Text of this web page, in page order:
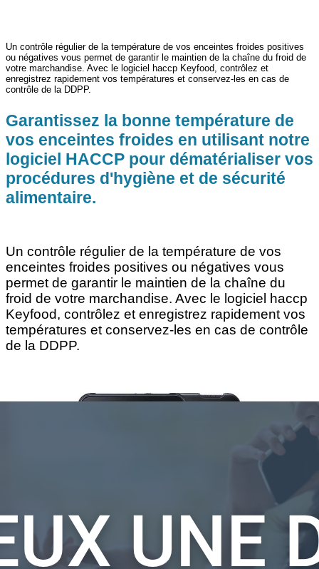
Un contrôle régulier de la température de vos enceintes froides positives
ou négatives vous permet de garantir le maintien de la chaîne du froid de
votre marchandise. Avec le logiciel haccp Keyfood, contrôlez et
enregistrez rapidement vos températures et conservez-les en cas de
contrôle de la DDPP.
Garantissez la bonne température de
vos enceintes froides en utilisant notre
logiciel HACCP pour dématérialiser vos
procédures d'hygiène et de sécurité
alimentaire.
Un contrôle régulier de la température de vos
enceintes froides positives ou négatives vous
permet de garantir le maintien de la chaîne du
froid de votre marchandise. Avec le logiciel haccp
Keyfood, contrôlez et enregistrez rapidement vos
températures et conservez-les en cas de contrôle
de la DDPP.